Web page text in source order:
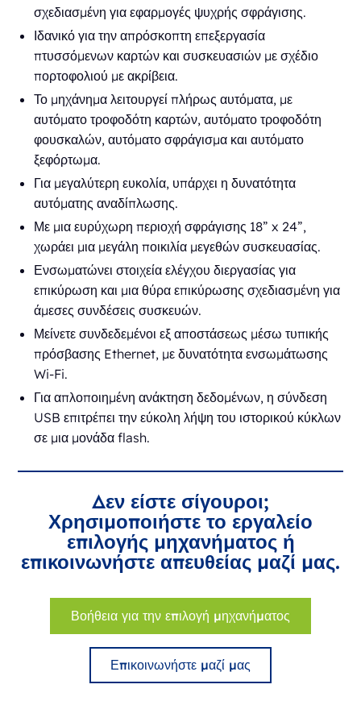
σχεδιασμένη για εφαρμογές ψυχρής σφράγισης.
Ιδανικό για την απρόσκοπτη επεξεργασία
πτυσσόμενων καρτών και συσκευασιών με σχέδιο
πορτοφολιού με ακρίβεια.
Το μηχάνημα λειτουργεί πλήρως αυτόματα, με
αυτόματο τροφοδότη καρτών, αυτόματο τροφοδότη
φουσκαλών, αυτόματο σφράγισμα και αυτόματο
ξεφόρτωμα.
Για μεγαλύτερη ευκολία, υπάρχει η δυνατότητα
αυτόματης αναδίπλωσης.
Με μια ευρύχωρη περιοχή σφράγισης 18” x 24”,
χωράει μια μεγάλη ποικιλία μεγεθών συσκευασίας.
Ενσωματώνει στοιχεία ελέγχου διεργασίας για
επικύρωση και μια θύρα επικύρωσης σχεδιασμένη για
άμεσες συνδέσεις συσκευών.
Μείνετε συνδεδεμένοι εξ αποστάσεως μέσω τυπικής
πρόσβασης Ethernet, με δυνατότητα ενσωμάτωσης
Wi-Fi.
Για απλοποιημένη ανάκτηση δεδομένων, η σύνδεση
USB επιτρέπει την εύκολη λήψη του ιστορικού κύκλων
σε μια μονάδα flash.
Δεν είστε σίγουροι;
Χρησιμοποιήστε το εργαλείο
επιλογής μηχανήματος ή
επικοινωνήστε απευθείας μαζί μας.
Βοήθεια για την επιλογή μηχανήματος
Επικοινωνήστε μαζί μας